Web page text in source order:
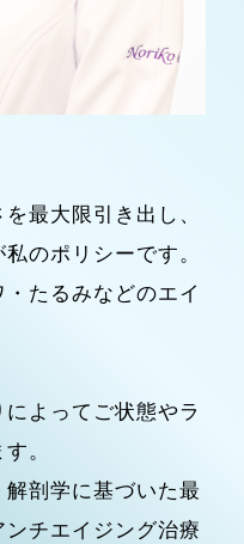
最大限引き出し、
のポリシーです。
たるみなどのエイ
よってご状態やラ
。
剖学に基づいた最
チエイジング治療